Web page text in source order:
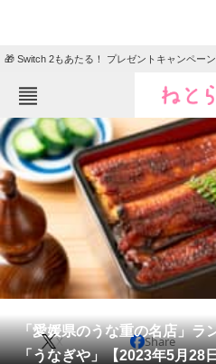
🎁 Switch 2もあたる！ プレゼントキャンペーン
ねとらぼメニュー
TOP
エンタメ
グルメ
住まい
動物
会員記事
「愛媛県のうな重の名店」
「うなぎや」【2023年5月28
X Share